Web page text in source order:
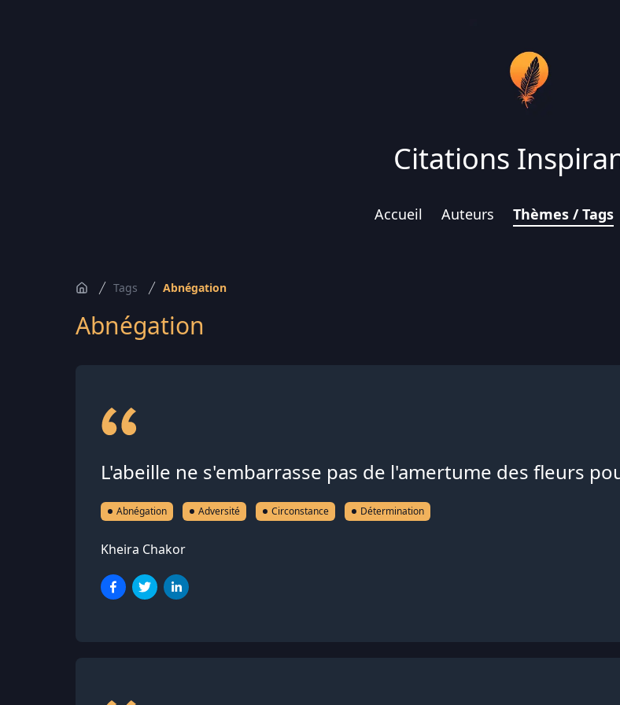
Citations
Accueil Auteurs Thèmes / Tags
Tags Abnégation
Abnégation
L'abeille ne s'embarrasse pas de l'amertume des fleurs
Abnégation Adversité Circonstance Détermination
Kheira Chakor